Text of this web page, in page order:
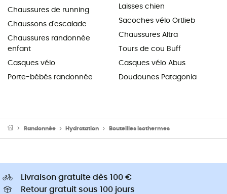
Chaussures de running
Chaussons d'escalade
Chaussures randonnée
enfant
Casques vélo
Porte-bébés randonnée
Laisses chien
Sacoches vélo Ortlieb
Chaussures Altra
Tours de cou Buff
Casques vélo Abus
Doudounes Patagonia
Randonnée Hydratation Bouteilles isothermes
Livraison gratuite dès 100 €
Retour gratuit sous 100 jours